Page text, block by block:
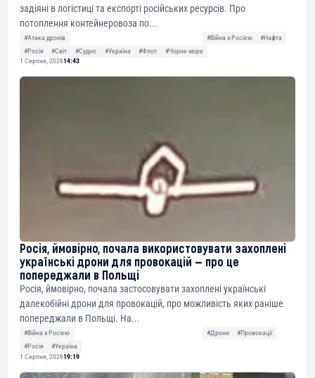
задіяні в логістиці та експорті російських ресурсів. Про
потоплення контейнеровоза по...
#Атака дронів #Війна з Росією
#Нафта
#Росія
#Світ #Судно #Україна #Флот
#Чорне море
1 Серпня, 202614:43
Росія, ймовірно, почала використовувати захоплені
українські дрони для провокацій — про це
попереджали в Польщі
Росія, ймовірно, почала застосовувати захоплені українські
далекобійні дрони для провокацій, про можливість яких раніше
попереджали в Польщі. На...
#Війна з Росією #Дрони
#Провокації
#Росія
#Україна
1 Серпня, 202619:19